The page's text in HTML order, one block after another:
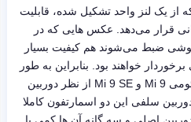
از یک لنز واحد تشکیل شده، قابلیت
قرار می‌دهد. عکس هایی که در
ضبط می‌شوند هم کیفیت بسیار
خواهند بود. بنابراین به طور
کلی باید گفت که دو گوشی شیائومی Mi 9 و Mi 9 SE از نظر دوربین
سلفی این دو اسمارتفون کاملا